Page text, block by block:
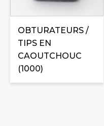
OBTURATEURS /
TIPS EN
CAOUTCHOUC
(1000)